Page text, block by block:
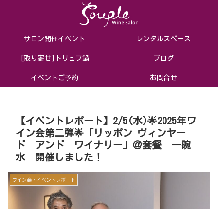
サロン開催イベント レンタルスペース
[取り寄せ]トリュフ鍋 ブログ
イベントご予約 お問合せ
【イベントレポート】2/5(水)🌟2025年ワ
イン会第二弾🌟「リッポン ヴィンヤー
ド アンド ワイナリー」＠套餐 一碗
水 開催しました！
ワイン会・イベントレポート